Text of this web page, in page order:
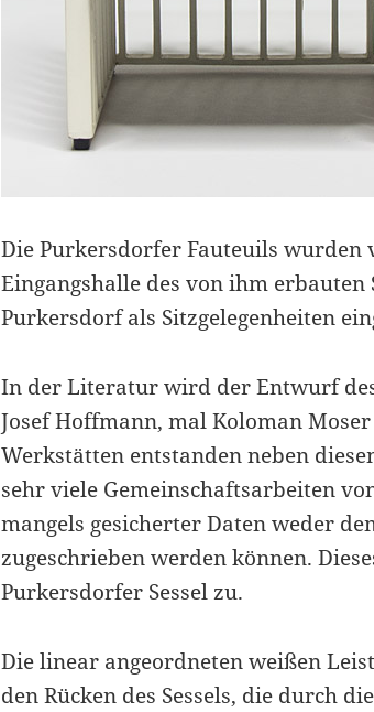
Die Purkersdorfer Fauteuils wurden
Eingangshalle des von ihm
Purkersdorf als Sitzgelegenheiten
In der Literatur wird der Entwurf
Josef Hoffmann, mal Koloman
Werkstätten entstanden neben
sehr viele Gemeinschaftsarbeiten
mangels gesicherter Daten weder
zugeschrieben werden können.
Purkersdorfer Sessel zu.
Die linear angeordneten weißen
den Rücken des Sessels, die durch